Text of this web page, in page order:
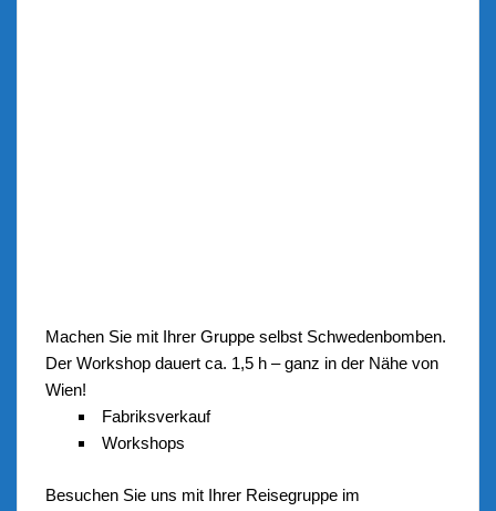
Machen Sie mit Ihrer Gruppe selbst Schwedenbomben.
Der Workshop dauert ca. 1,5 h – ganz in der Nähe von
Wien!
Fabriksverkauf
Workshops
Besuchen Sie uns mit Ihrer Reisegruppe im